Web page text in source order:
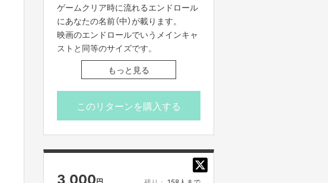
ゲームクリア時に流れるエンドロール
にあなたの名前（中）が載ります。
映画のエンドロールでいうメインキャ
ストと同等のサイズです。
必ず備考欄に、掲載をご希望のお名前
（※個人名に限ります）を
ご記入ください。
がございます。
もっと見る
このリターンを購入する
3,000